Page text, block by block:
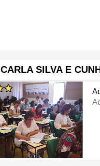
CARLA SILVA E